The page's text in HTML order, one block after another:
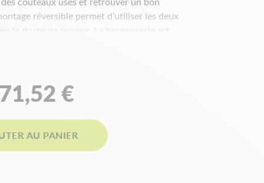
réversible permet d’utiliser les deux
la durée de service. La boulonnerie est
techniques
€
AU PANIER